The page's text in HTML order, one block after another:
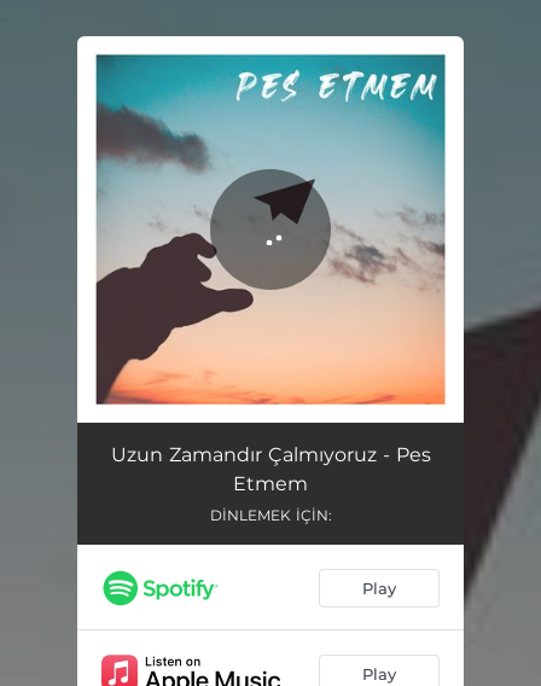
You're all set!
Pes Etmem 02:07
Uzun Zamandır Çalmıyoruz - Pes
Etmem
DİNLEMEK İÇİN:
Play
Play